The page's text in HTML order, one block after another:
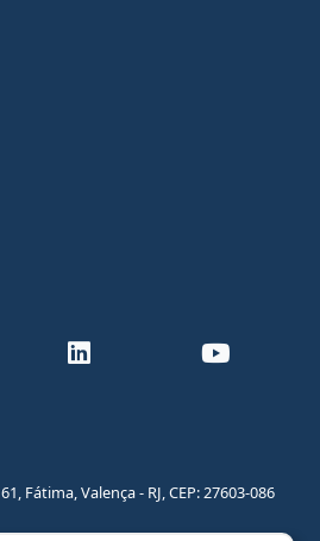
Fátima, Valença - RJ, CEP: 27603-086